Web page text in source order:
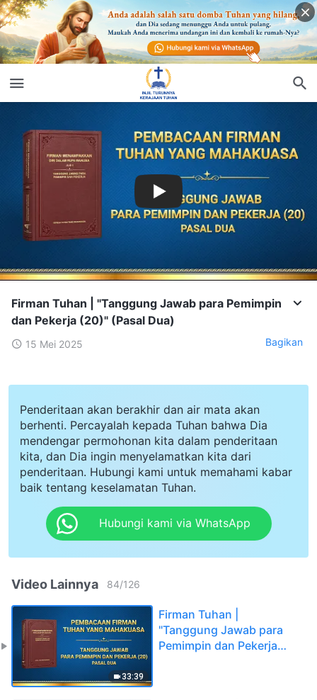
Firman Tuhan | "Tanggung Jawab para Pemimpin
dan Pekerja (20)" (Pasal Dua)
15 Mei 2025 Bagikan
Penderitaan akan berakhir dan air mata akan
berhenti. Percayalah kepada Tuhan bahwa Dia
mendengar permohonan kita dalam penderitaan
kita, dan Dia ingin menyelamatkan kita dari
penderitaan. Hubungi kami untuk memahami kabar
baik tentang keselamatan Tuhan.
Hubungi kami via WhatsApp
Video Lainnya 84/126
33:39
Firman Tuhan |
"Tanggung Jawab para
Pemimpin dan Pekerja